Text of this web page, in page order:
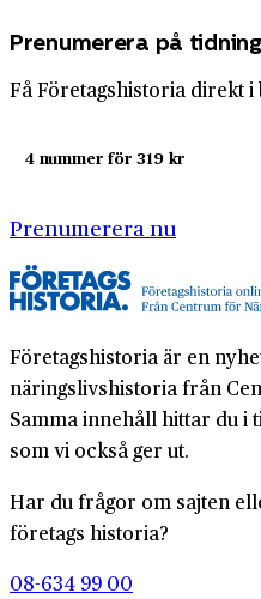
Prenumerera på
Få Företagshistoria direkt
4 nummer för 319 kr
Prenumerera nu
Företagshistoria är en
näringslivshistoria från
Samma innehåll hittar du i
som vi också ger ut.
Har du frågor om sajten
företags historia?
08-634 99 00